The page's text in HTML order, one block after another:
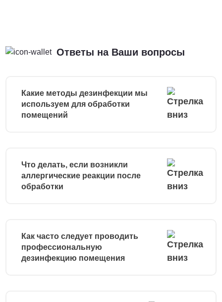
Ответы на Ваши вопросы
Какие методы дезинфекции мы
используем для обработки
помещений
Что делать, если возникли
аллергические реакции после
обработки
Как часто следует проводить
профессиональную
дезинфекцию помещения